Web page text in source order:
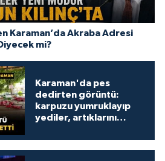
Karaman’da Akraba Adresi
mi?
Karaman'da pes
dedirten görüntü:
karpuzu yumruklayıp
yediler, artıklarını